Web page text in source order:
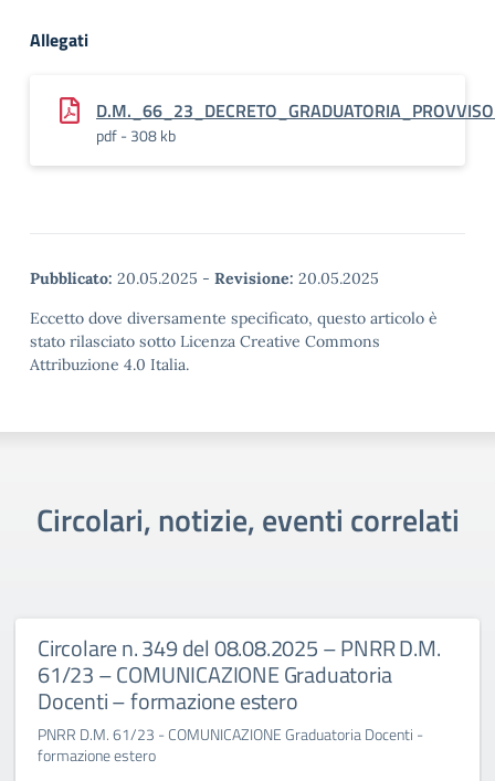
Allegati
pdf - 308 kb
Pubblicato: 20.05.2025 - Revisione: 20.05.2025
Eccetto dove diversamente specificato, questo articolo è
stato rilasciato sotto Licenza Creative Commons
Attribuzione 4.0 Italia.
Circolari, notizie, eventi correlati
Circolare n. 349 del 08.08.2025 – PNRR D.M.
61/23 – COMUNICAZIONE Graduatoria
Docenti – formazione estero
PNRR D.M. 61/23 - COMUNICAZIONE Graduatoria Docenti -
formazione estero